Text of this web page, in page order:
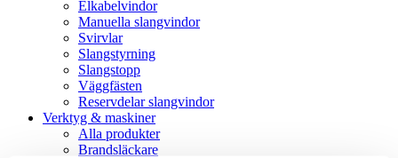
Elkabelvindor
Manuella slangvindor
Svirvlar
Slangstyrning
Slangstopp
Väggfästen
Reservdelar slangvindor
Verktyg & maskiner
Alla produkter
Brandsläckare